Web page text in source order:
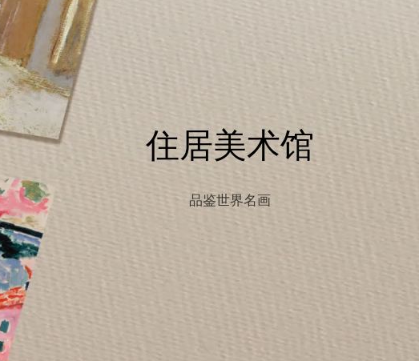
住居美术馆
品鉴世界名画